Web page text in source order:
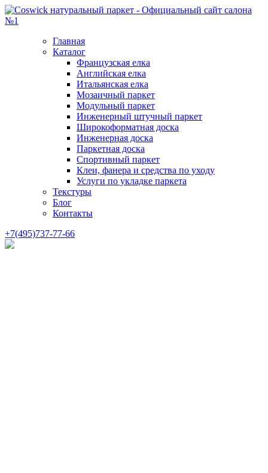
Главная
Каталог
Французская елка
Английская елка
Итальянская елка
Мозаичный паркет
Модульный паркет
Инженерный штучный паркет
Широкоформатная доска
Инженерная доска
Паркетная доска
Спортивный паркет
Клеи, фанера и средства по уходу
Услуги по укладке паркета
Текстуры
Блог
Контакты
+7(495)737-77-66